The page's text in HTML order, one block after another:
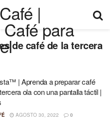
de café de la tercera
| Aprenda a preparar café
ola con una pantalla táctil |
AGOSTO 30, 2022 0